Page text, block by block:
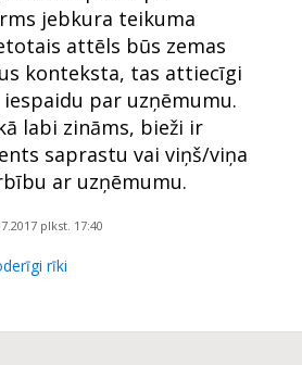
jebkura teikuma
attēls būs zemas
konteksta, tas attiecīgi
par uzņēmumu.
labi zināms, bieži ir
saprastu vai viņš/viņa
ar uzņēmumu.
plkst. 17:40
rīki